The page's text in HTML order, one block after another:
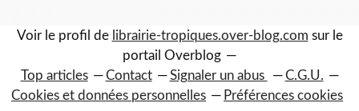
Voir le profil de librairie-tropiques.over-blog.com sur le
portail Overblog
Top articles
Contact Signaler un abus
C.G.U.
Cookies et données personnelles
Préférences cookies